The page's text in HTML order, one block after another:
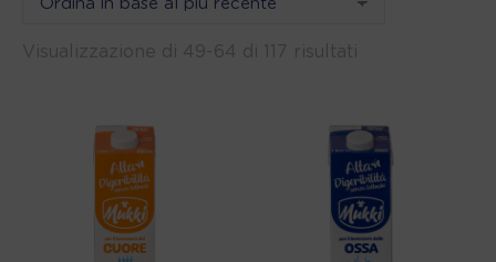
al
più
recente